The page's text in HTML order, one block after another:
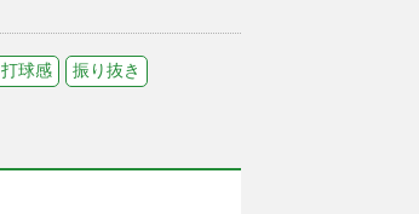
打球感 振り抜き